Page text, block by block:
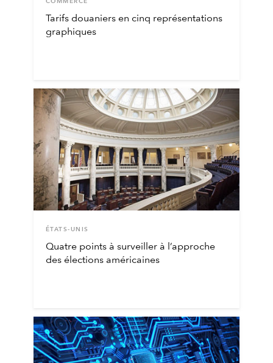
COMMERCE
Tarifs douaniers en cinq représentations
graphiques
ÉTATS-UNIS
Quatre points à surveiller à l’approche
des élections américaines